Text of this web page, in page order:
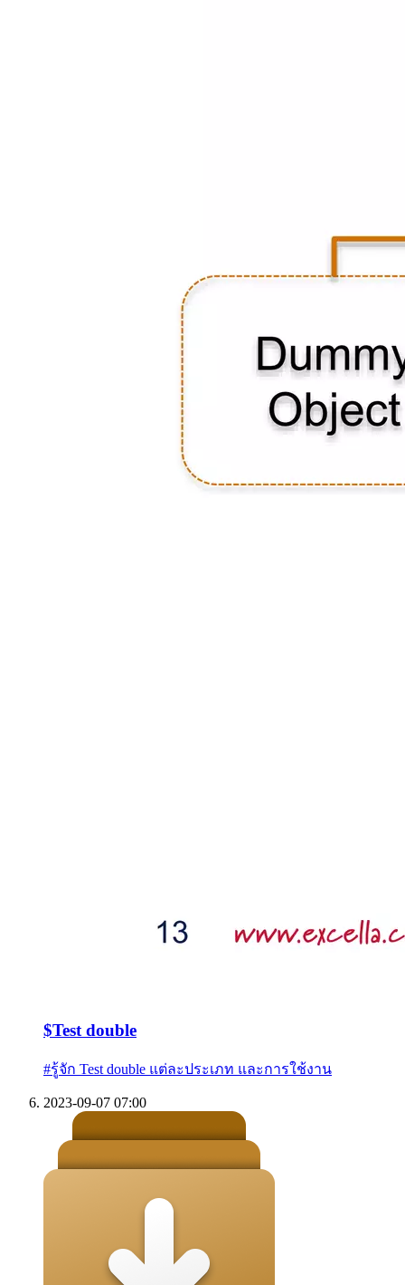
$Test double
#รู้จัก Test double แต่ละประเภท และการใช้งาน
2023-09-07 07:00